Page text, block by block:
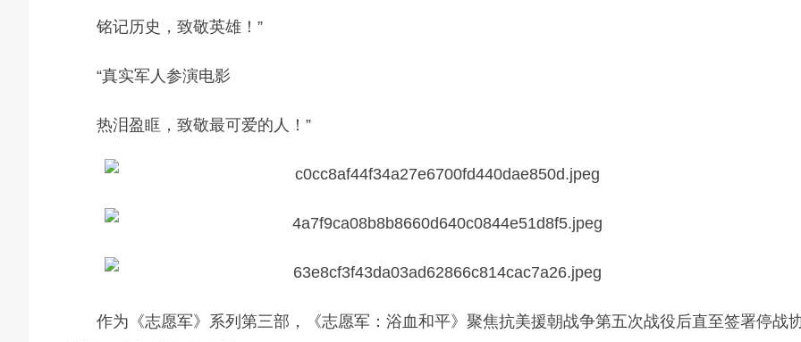
铭记历史，致敬英雄！”
“真实军人参演电影
热泪盈眶，致敬最可爱的人！”
作为《志愿军》系列第三部，《志愿军：浴血和平》聚焦抗美援朝战争第五次战役后直至签署停战